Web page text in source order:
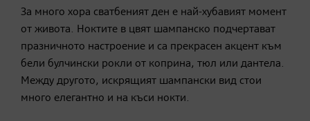
За много хора сватбеният ден е най-хубавият момент
от живота. Ноктите в цвят шампанско подчертават
празничното настроение и са прекрасен акцент към
бели булчински рокли от коприна, тюл или дантела.
Между другото, искрящият шампански вид стои
много елегантно и на къси нокти.